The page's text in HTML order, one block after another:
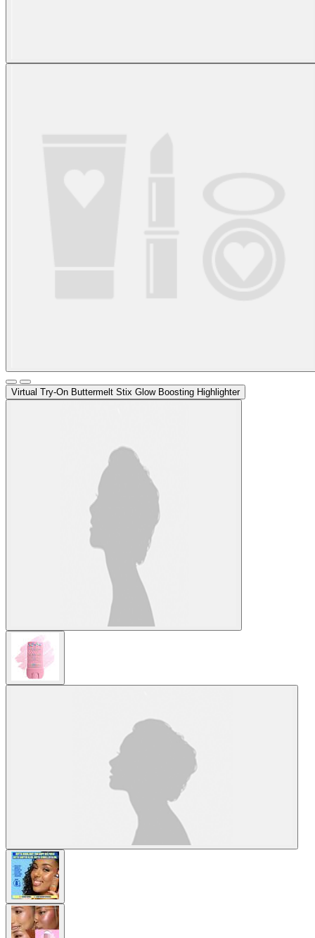
Virtual Try-On Buttermelt Stix Glow Boosting Highlighter